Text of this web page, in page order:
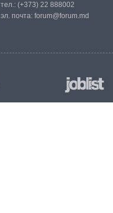
тел.: (+373) 22 888002
эл. почта: forum@forum.md